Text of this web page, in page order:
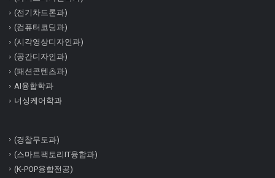
(전기차드론과)
(컴퓨터코딩과)
(시각영상디자인과)
(공간디자인과)
(패션콘텐츠과)
AI융합학과
너싱케어학과
(경찰무도과)
(스마트팩토리IT융합과)
(K-POP융합전공)